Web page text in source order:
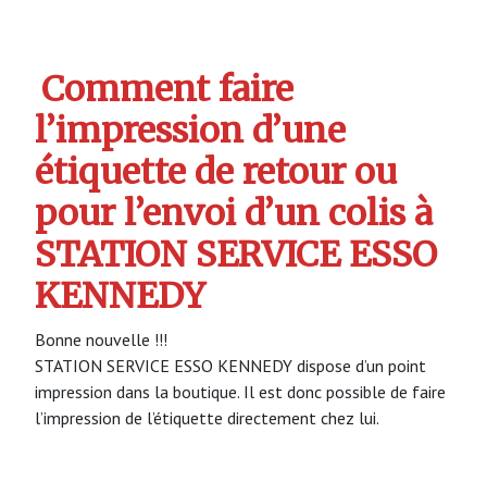
Comment faire
l’impression d’une
étiquette de retour ou
pour l’envoi d’un colis à
STATION SERVICE ESSO
KENNEDY
Bonne nouvelle !!!
STATION SERVICE ESSO KENNEDY dispose d’un point
impression dans la boutique. Il est donc possible de faire
l’impression de l’étiquette directement chez lui.